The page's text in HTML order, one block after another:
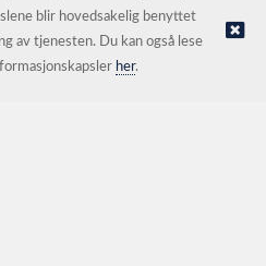
AS |Nettbutikk levert av Kréatif
blir hovedsakelig benyttet
av tjenesten. Du kan også lese
her.